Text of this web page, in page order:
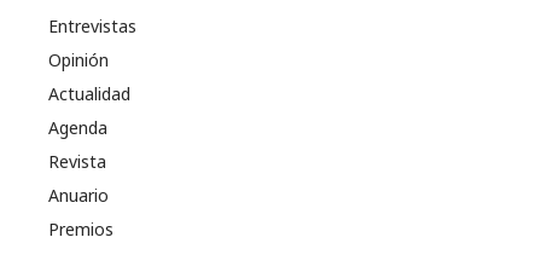
Entrevistas
Opinión
Actualidad
Agenda
Revista
Anuario
Premios